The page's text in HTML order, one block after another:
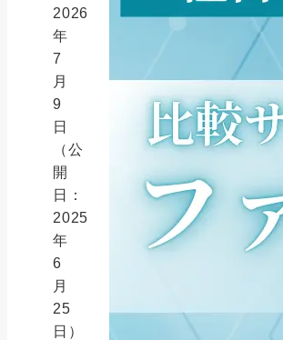
2026
年
7
月
9
日
（公
開
日：
2025
年
6
月
25
日）